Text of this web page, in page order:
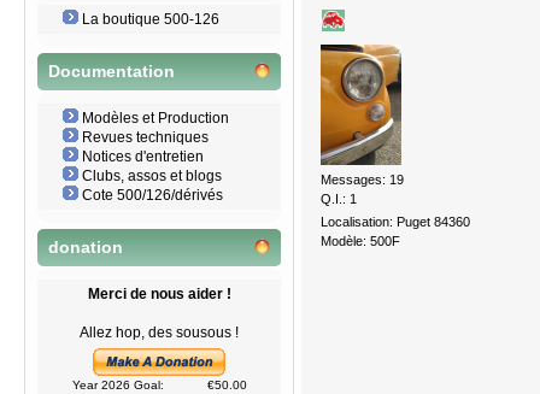
La boutique 500-126
Documentation
Modèles et Production
Revues techniques
Notices d'entretien
Clubs, assos et blogs
Cote 500/126/dérivés
donation
Merci de nous aider !
Allez hop, des sousous !
Year 2026 Goal:
€50.00
Messages: 19
Q.I.: 1
Localisation: Puget 84360
Modèle: 500F